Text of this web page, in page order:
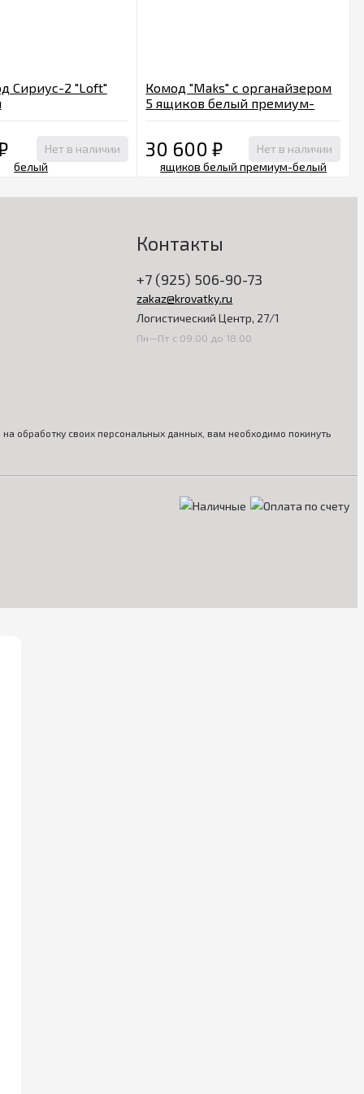
Сириус-2 "Loft"
Нет в наличии
Комод "Maks" с органайзером
5 ящиков белый премиум-
30 600₽ Нет в наличии
Контакты
+7 (925) 506-90-73
zakaz@krovatky.ru
Логистический Центр, 27/1
Пн—Пт с 09:00 до 18:00
на обработку своих персональных данных, вам необходимо покинуть